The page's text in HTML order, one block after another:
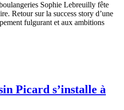
Sophie Lebreuilly fête
Retour sur la success story d’une
fulgurant et aux ambitions
Picard s’installe à